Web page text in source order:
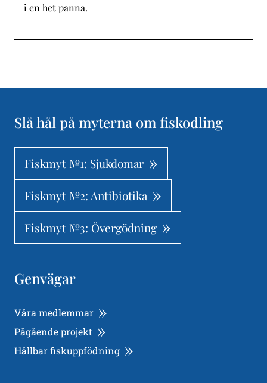
i en het panna.
Slå hål på myterna om fiskodling
Fiskmyt №1: Sjukdomar
Fiskmyt №2: Antibiotika
Fiskmyt №3: Övergödning
Genvägar
Våra medlemmar
Pågående projekt
Hållbar fiskuppfödning